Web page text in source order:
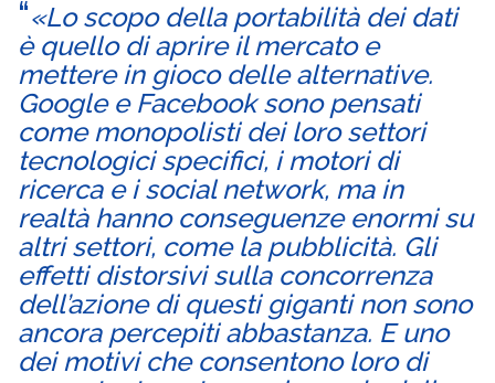
«Lo scopo della portabilità dei dati
è quello di aprire il mercato e
mettere in gioco delle alternative.
Google e Facebook sono pensati
come monopolisti dei loro settori
tecnologici specifici, i motori di
ricerca e i social network, ma in
realtà hanno conseguenze enormi su
altri settori, come la pubblicità. Gli
effetti distorsivi sulla concorrenza
dell’azione di questi giganti non sono
ancora percepiti abbastanza. E uno
dei motivi che consentono loro di